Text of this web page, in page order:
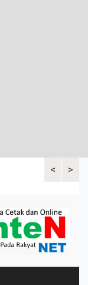
<
Bupati>